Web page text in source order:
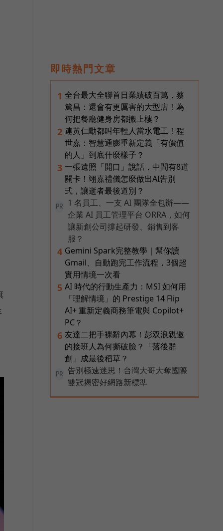
即時熱門文章
1 全台最大全聯首日業績破百萬，蔡
篤昌：還會有更厲害的大型店！為
何把餐廳健身房都搬上樓？
2 連黃仁勳都叫年輕人當水電工！程
世嘉：智慧通膨重新定義「有價值
的人」到底什麼樣子？
3 一張遺照「開口」說話，中間有8道
關卡！翊嘉禮儀怎麼做出AI告別
式，讓逝者最後道別？
PR
1 名員工、一支 AI 團隊全包辦——
企業 AI 員工管理平台 ORRA，如何
讓新創公司撐起研發、銷售到客
服？
4 Gemini Spark完整教學｜幫你讀
Gmail、自動跑完工作流程，3個超
實用情境一次看
5 AI 時代的行動生產力：MSI 如何用
「理解情境」的 Prestige 14 Flip
AI+ 重新定義商務筆電與 Copilot+
PC？
6 友達二把手裸辭內幕！彭双浪親邀
的接班人為何撕破臉？「落後群
創」成最後稻草？
PR
告別極速迷思！台灣大哥大奪國際
雙冠揭密好網路新標準